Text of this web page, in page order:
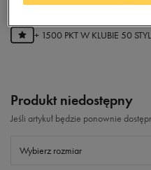
299,99złz Vat
+ 1500 PKT W KLUBIE 50
Produkt niedostępny
Jeśli artykuł będzie ponownie
Wybierz rozmiar